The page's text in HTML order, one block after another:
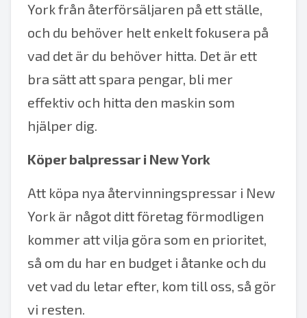
York från återförsäljaren på ett ställe,
och du behöver helt enkelt fokusera på
vad det är du behöver hitta. Det är ett
bra sätt att spara pengar, bli mer
effektiv och hitta den maskin som
hjälper dig.
Köper balpressar i New York
Att köpa nya återvinningspressar i New
York är något ditt företag förmodligen
kommer att vilja göra som en prioritet,
så om du har en budget i åtanke och du
vet vad du letar efter, kom till oss, så gör
vi resten.